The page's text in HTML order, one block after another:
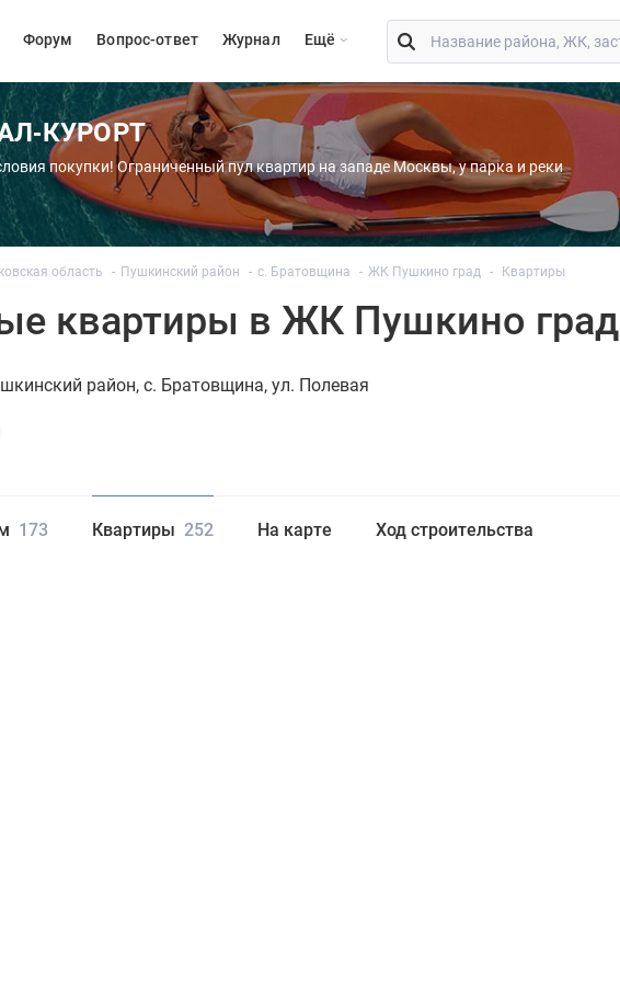
Форум Вопрос-ответ Журнал Eщё
КУРОРТ
покупки! Ограниченный пул квартир на западе Москвы, у парка и реки
область Пушкинский район с. Братовщина ЖК Пушкино град Квартиры
квартиры в ЖК Пушкино град
район с. Братовщина ул. Полевая
173 Квартиры 252 На карте Ход строительства